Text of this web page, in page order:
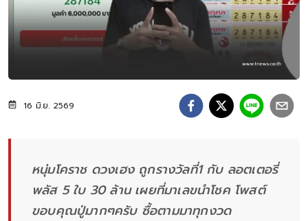
16 มิ.ย. 2569
หนุ่มโคราช ดวงเฮง ถูกรางวัลที่1 กับ ลอตเตอรี่
พลัส 5 ใบ 30 ล้าน เผยที่มาเลขนำโชค โพสต์
ขอบคุณปู่มากๆครับ ซื้อตามมาทุกงวด